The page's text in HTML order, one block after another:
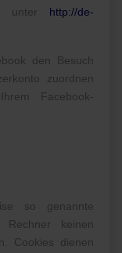
unter http://de-
den Besuch
zuordnen
Facebook-
so genannte
keinen
Cookies dienen